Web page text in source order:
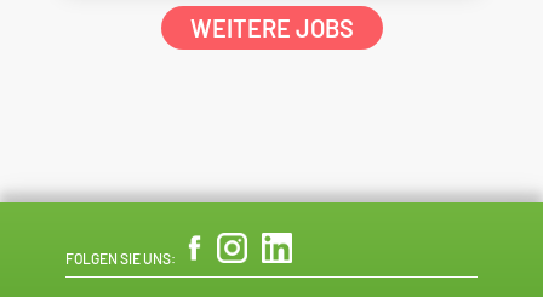
WEITERE JOBS
FOLGEN SIE UNS: